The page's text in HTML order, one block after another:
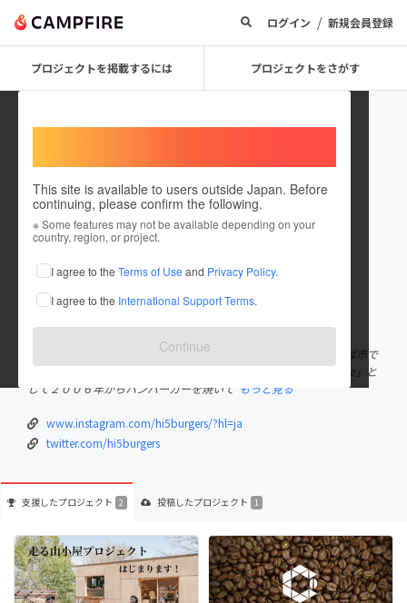
ログイン / 新規会員登録
プロジェクトを掲載するには プロジェクトをさがす
This site is available to users outside Japan. Before
continuing, please confirm the following.
※ Some features may not be available depending on your
country, region, or project.
I agree to the Terms of Use and Privacy Policy.
I agree to the International Support Terms.
Continue
ATSUSHI_KATAHIRA
これまでに2回支援して1件のプロジェクトを投稿しています
在住国：日本 現在地：茨城県
出身国：日本 出身地：茨城県
★初めてのチャレンジです。よろしくお願いします★ 茨城県つくば市で
ハンバーガーを手作りして、皆さんにお届けしています。 「Hi-five」と
して２００６年からハンバーガーを焼いて
もっと見る
www.instagram.com/hi5burgers/?hl=ja
twitter.com/hi5burgers
支援したプロジェクト 2 投稿したプロジェクト 1